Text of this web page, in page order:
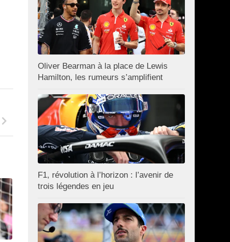
Oliver Bearman à la place de Lewis
Hamilton, les rumeurs s’amplifient
F1, révolution à l’horizon : l’avenir de
trois légendes en jeu